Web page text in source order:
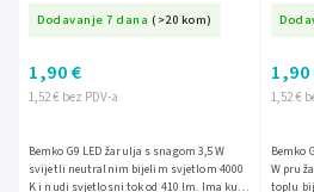
Dodavanje 7 dana (>20 kom)
1,52 € bez PDV-a
1,90 €
Bemko G9 LED žarulja s snagom 3,5 W
svijetli neutralnim bijelim svjetlom 4000
K i nudi svjetlosni tok od 410 lm. Ima kut
1,52 €
1,90
Bemko
W
toplu